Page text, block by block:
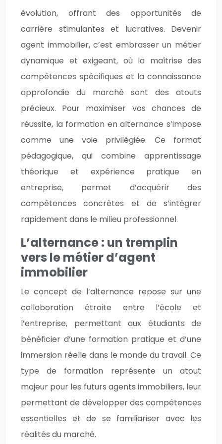
évolution, offrant des opportunités de
carrière stimulantes et lucratives. Devenir
agent immobilier, c’est embrasser un métier
dynamique et exigeant, où la maîtrise des
compétences spécifiques et la connaissance
approfondie du marché sont des atouts
précieux. Pour maximiser vos chances de
réussite, la formation en alternance s’impose
comme une voie privilégiée. Ce format
pédagogique, qui combine apprentissage
théorique et expérience pratique en
entreprise, permet d’acquérir des
compétences concrètes et de s’intégrer
rapidement dans le milieu professionnel.
L’alternance : un tremplin
vers le métier d’agent
immobilier
Le concept de l’alternance repose sur une
collaboration étroite entre l’école et
l’entreprise, permettant aux étudiants de
bénéficier d’une formation pratique et d’une
immersion réelle dans le monde du travail. Ce
type de formation représente un atout
majeur pour les futurs agents immobiliers, leur
permettant de développer des compétences
essentielles et de se familiariser avec les
réalités du marché.